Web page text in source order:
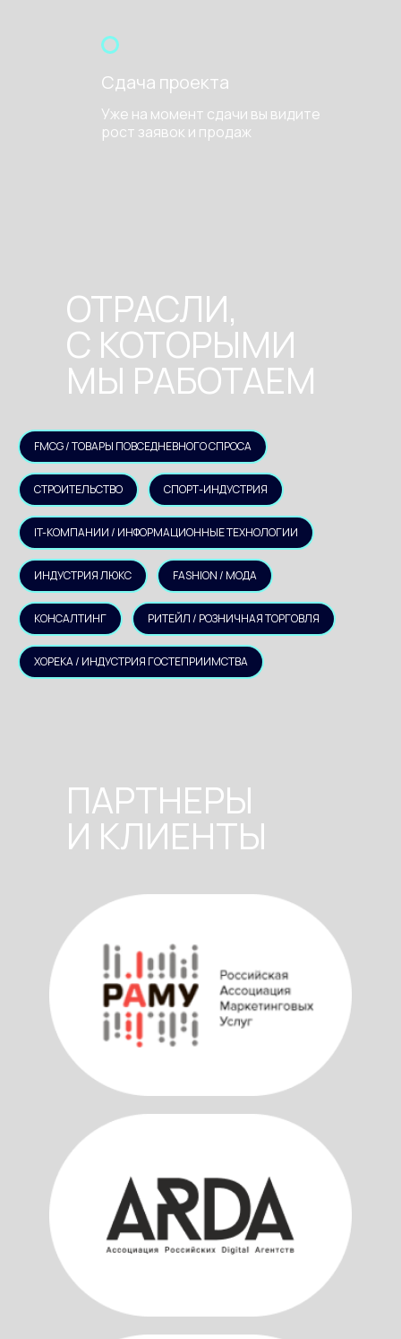
Сдача проекта
Уже на момент сдачи вы видите
рост заявок и продаж
ОТРАСЛИ,
С КОТОРЫМИ
МЫ РАБОТАЕМ
FMCG / ТОВАРЫ ПОВСЕДНЕВНОГО СПРОСА
СТРОИТЕЛЬСТВО СПОРТ-ИНДУСТРИЯ
IT-КОМПАНИИ / ИНФОРМАЦИОННЫЕ ТЕХНОЛОГИИ
ИНДУСТРИЯ ЛЮКС FASHION / МОДА
КОНСАЛТИНГ РИТЕЙЛ / РОЗНИЧНАЯ ТОРГОВЛЯ
ХОРЕКА / ИНДУСТРИЯ ГОСТЕПРИИМСТВА
ПАРТНЕРЫ
И КЛИЕНТЫ